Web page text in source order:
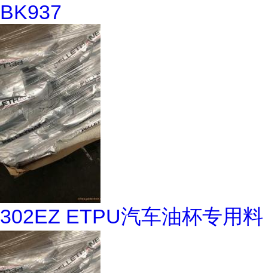
BK937
302EZ ETPU汽车油杯专用料